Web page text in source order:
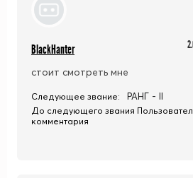
BlackHanter
стоит смотреть мне
Следующее звание: РАНГ - II
До следующего звания
комментария